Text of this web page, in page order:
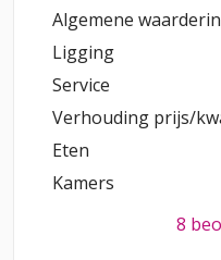
Algemene
Ligging
Service
Verhouding prijs/
Eten
Kamers
8